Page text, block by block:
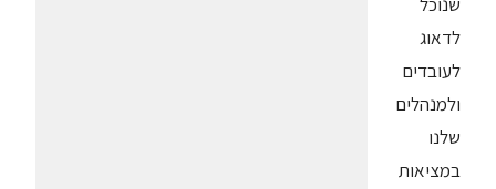
לדאוג
לעובדים
ולמנהלים
שלנו
במציאות